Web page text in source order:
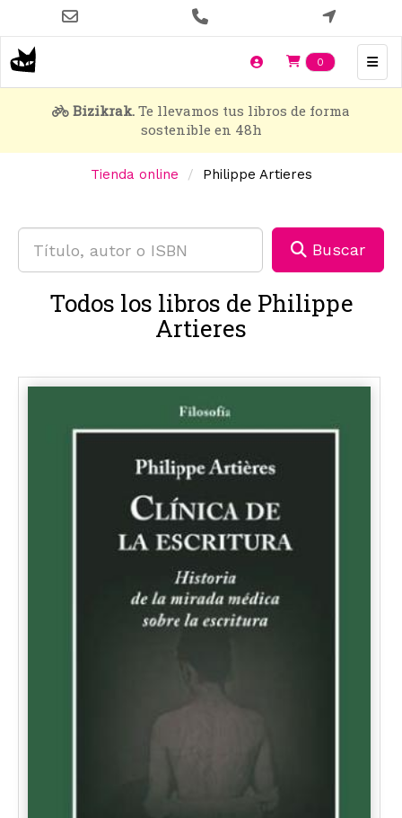
contenido
principal
0 Items en
Bizikrak. Te llevamos tus libros de forma
sostenible en 48h
Tienda online Philippe Artieres
Buscar
Todos los libros de Philippe
Artieres